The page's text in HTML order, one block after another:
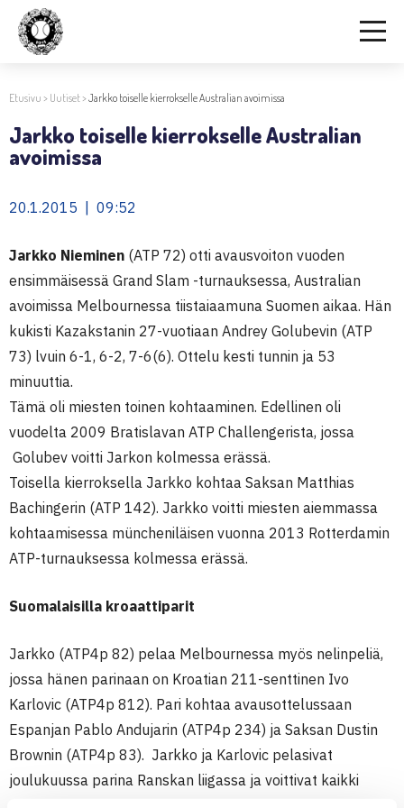
Etusivu > Uutiset>Jarkko toiselle kierrokselle Australian avoimissa
Jarkko toiselle kierrokselle Australian
avoimissa
20.1.2015 | 09:52
Jarkko Nieminen (ATP 72) otti avausvoiton vuoden
ensimmäisessä Grand Slam -turnauksessa, Australian
avoimissa Melbournessa tiistaiaamuna Suomen aikaa. Hän
kukisti Kazakstanin 27-vuotiaan Andrey Golubevin (ATP
73) lvuin 6-1, 6-2, 7-6(6). Ottelu kesti tunnin ja 53
minuuttia.
Tämä oli miesten toinen kohtaaminen. Edellinen oli
vuodelta 2009 Bratislavan ATP Challengerista, jossa
Golubev voitti Jarkon kolmessa erässä.
Toisella kierroksella Jarkko kohtaa Saksan Matthias
Bachingerin (ATP 142). Jarkko voitti miesten aiemmassa
kohtaamisessa müncheniläisen vuonna 2013 Rotterdamin
ATP-turnauksessa kolmessa erässä.
Suomalaisilla kroaattiparit
Jarkko (ATP4p 82) pelaa Melbournessa myös nelinpeliä,
jossa hänen parinaan on Kroatian 211-senttinen Ivo
Karlovic (ATP4p 812). Pari kohtaa avausottelussaan
Espanjan Pablo Andujarin (ATP4p 234) ja Saksan Dustin
Brownin (ATP4p 83). Jarkko ja Karlovic pelasivat
joulukuussa parina Ranskan liigassa ja voittivat kaikki